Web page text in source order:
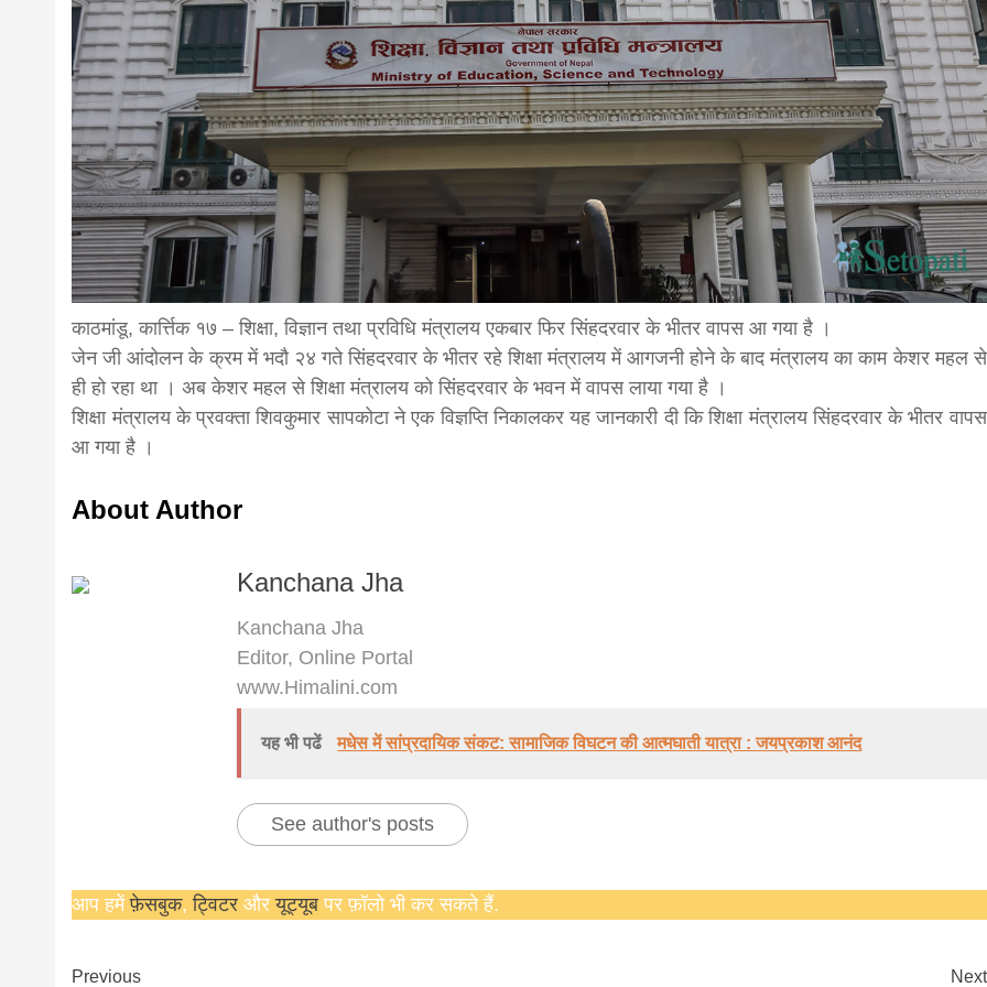
news,loan,bank
news, madhesh
khabar
काठमांडू, कार्त्तिक १७ – शिक्षा, विज्ञान तथा प्रविधि मंत्रालय एकबार फिर सिंहदरवार के भीतर वापस आ गया है ।
जेन जी आंदोलन के क्रम में भदौ २४ गते सिंहदरवार के भीतर रहे शिक्षा मंत्रालय में आगजनी होने के बाद मंत्रालय का काम केशर महल से
ही हो रहा था । अब केशर महल से शिक्षा मंत्रालय को सिंहदरवार के भवन में वापस लाया गया है ।
शिक्षा मंत्रालय के प्रवक्ता शिवकुमार सापकोटा ने एक विज्ञप्ति निकालकर यह जानकारी दी कि शिक्षा मंत्रालय सिंहदरवार के भीतर वापस
आ गया है ।
About Author
Kanchana Jha
Kanchana Jha
Editor, Online Portal
www.Himalini.com
यह भी पढें मधेस में सांप्रदायिक संकट: सामाजिक विघटन की आत्मघाती यात्रा : जयप्रकाश आनंद
See author's posts
आप हमेंफ़ेसबुक,ट्विटरऔरयूट्यूब पर फ़ॉलो भी कर सकते हैं.
Previous
Next
बड़े अंतर से जीत हासिल करुँंगी –रेणु दाहाल
6 months ago